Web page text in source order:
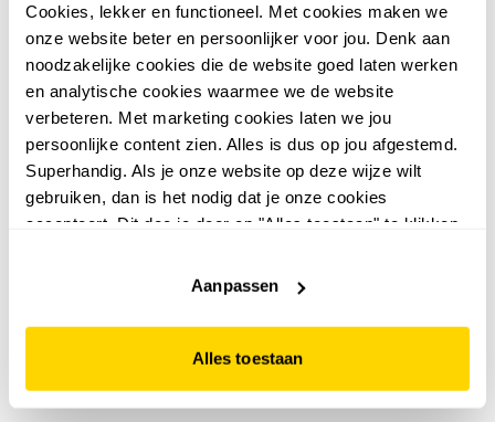
Cookies, lekker en functioneel. Met cookies maken we
onze website beter en persoonlijker voor jou. Denk aan
noodzakelijke cookies die de website goed laten werken
en analytische cookies waarmee we de website
verbeteren. Met marketing cookies laten we jou
persoonlijke content zien. Alles is dus op jou afgestemd.
Superhandig. Als je onze website op deze wijze wilt
gebruiken, dan is het nodig dat je onze cookies
accepteert. Dit doe je door op "Alles toestaan" te klikken.
website niet optimaal functioneert.
Aanpassen
Alles toestaan